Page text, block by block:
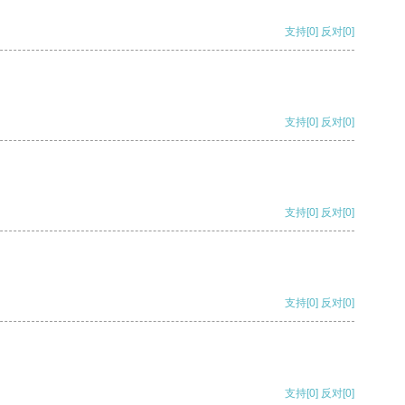
支持[0] 反对[0]
支持[0] 反对[0]
支持[0] 反对[0]
支持[0] 反对[0]
支持[0] 反对[0]